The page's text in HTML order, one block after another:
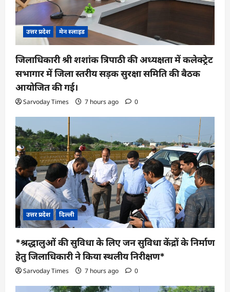
उत्तर प्रदेश मेन स्लाइड
जिलाधिकारी श्री शशांक त्रिपाठी की अध्यक्षता में कलेक्ट्रेट
सभागार में जिला स्तरीय सड़क सुरक्षा समिति की बैठक
आयोजित की गई।
Sarvoday Times 7 hours ago 0
उत्तर प्रदेश दिल्ली
*श्रद्धालुओं की सुविधा के लिए जन सुविधा केंद्रों के निर्माण
हेतु जिलाधिकारी ने किया स्थलीय निरीक्षण*
Sarvoday Times 7 hours ago 0